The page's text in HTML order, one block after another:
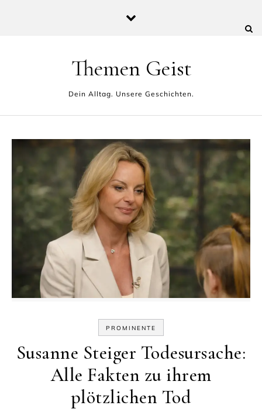
Themen Geist
Dein Alltag. Unsere Geschichten.
PROMINENTE
Susanne Steiger Todesursache:
Alle Fakten zu ihrem
plötzlichen Tod